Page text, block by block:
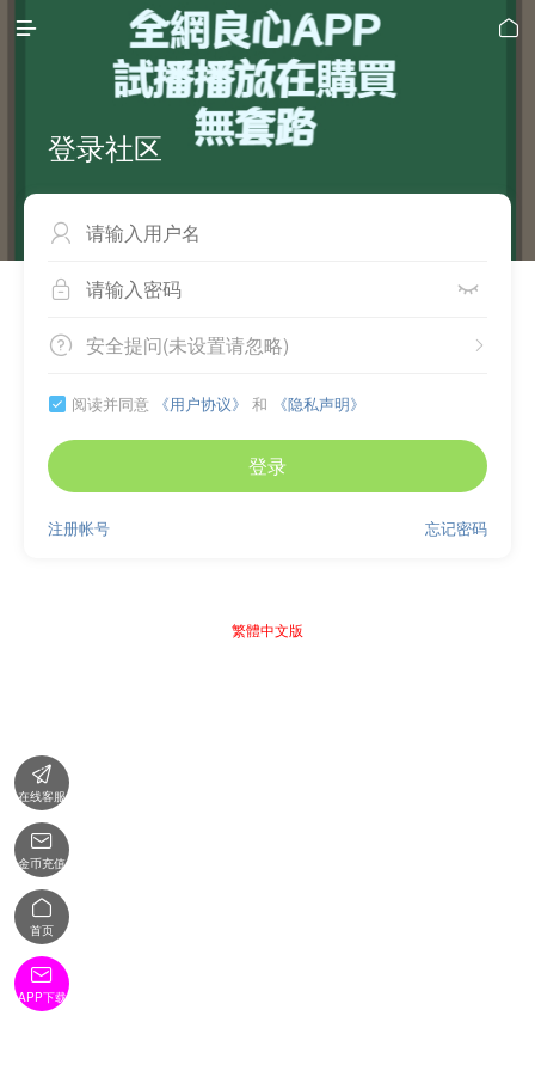
 
登录社区

 
 
安全提问(未设置请忽略)
 阅读并同意 《用户协议》 和 《隐私声明》
登录
忘记密码
注册帐号
繁體中文版

在线客服

金币充值

首页

APP下载